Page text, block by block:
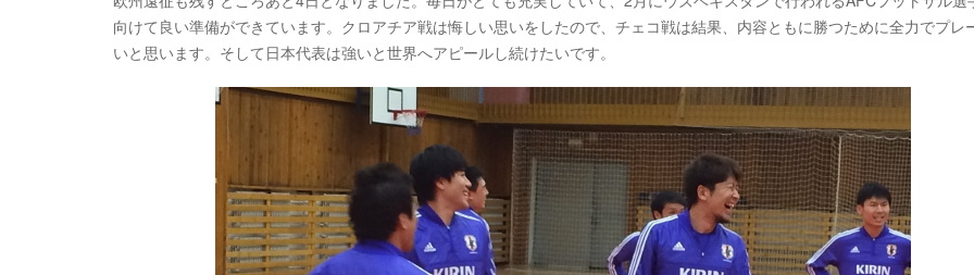
向けて良い準備ができています。クロアチア戦は悔しい思いをしたので、チェコ戦は結果、内容ともに勝つために全力でプレ
いと思います。そして日本代表は強いと世界へアピールし続けたいです。